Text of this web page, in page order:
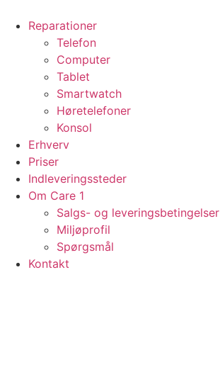
Reparationer
Telefon
Computer
Tablet
Smartwatch
Høretelefoner
Konsol
Erhverv
Priser
Indleveringssteder
Om Care 1
Salgs- og leveringsbetingelser
Miljøprofil
Spørgsmål
Kontakt